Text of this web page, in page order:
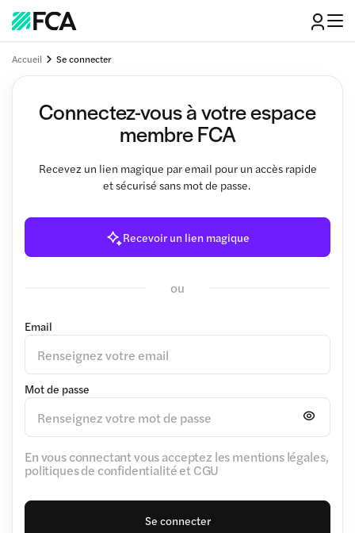
Accueil Se connecter
Connectez-vous à votre espace
membre FCA
Recevez un lien magique par email pour un accès rapide
et sécurisé sans mot de passe.
Recevoir un lien magique
ou
Email
Mot de passe
En vous connectant vous acceptez les mentions légales,
politiques de confidentialité et CGU
Se connecter